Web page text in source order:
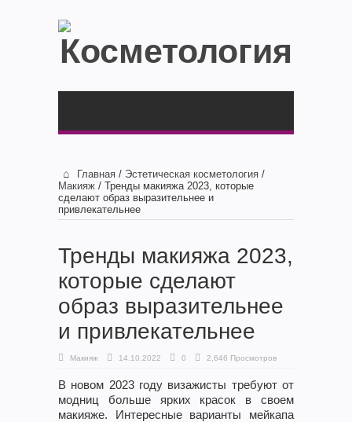
Главная / Эстетическая косметология /
Макияж / Тренды макияжа 2023, которые
сделают образ выразительнее и
привлекательнее
Тренды макияжа 2023,
которые сделают
образ выразительнее
и привлекательнее
Макияж 14.10.2022 0 2,646 Просмотров
В новом 2023 году визажисты требуют от
модниц больше ярких красок в своем
макияже. Интересные варианты мейкапа